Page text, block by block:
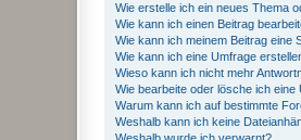
Wie erstelle ich ein neues Thema
Wie kann ich einen Beitrag
Wie kann ich meinem Beitrag eine
Wie kann ich eine Umfrage
Wieso kann ich nicht mehr
Wie bearbeite oder lösche ich eine
Warum kann ich auf bestimmte
Weshalb kann ich keine